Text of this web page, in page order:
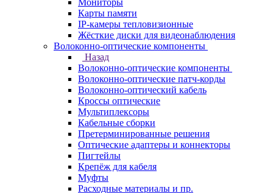
Мониторы
Карты памяти
IP-камеры тепловизионные
Жёсткие диски для видеонаблюдения
Волоконно-оптические компоненты
Назад
Волоконно-оптические компоненты
Волоконно-оптические патч-корды
Волоконно-оптический кабель
Кроссы оптические
Мультиплексоры
Кабельные сборки
Претерминированные решения
Оптические адаптеры и коннекторы
Пигтейлы
Крепёж для кабеля
Муфты
Расходные материалы и пр.